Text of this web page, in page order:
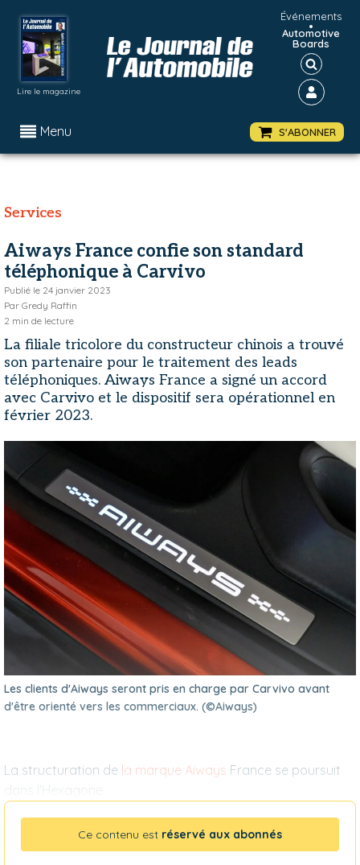
Lire le magazine
Événements
•
Automotive
Boards
Menu S'ABONNER
Services
Aiways France confie son standard
téléphonique à Carvivo
Publié le 24 janvier 2023
Par Gredy Raffin
2 min de lecture
La filiale tricolore du constructeur chinois a trouvé
son partenaire pour le traitement des leads
téléphoniques. Aiways France a signé un accord
avec Carvivo et le dispositif sera opérationnel en
février 2023.
Les clients d'Aiways seront pris en charge par Carvivo avant
d'être orienté vers les commerciaux. (©Aiways)
La structuration de la marque Aiways France se poursuit
dans l'Hexagone.
Ce contenu est réservé aux abonnés